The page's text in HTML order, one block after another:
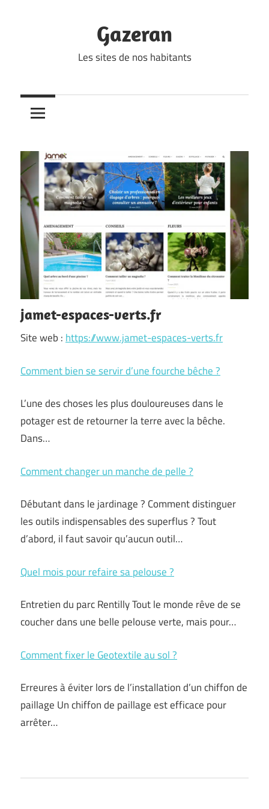
Gazeran
Les sites de nos habitants
jamet-espaces-verts.fr
Site web : https://www.jamet-espaces-verts.fr
Comment bien se servir d’une fourche bêche ?
L’une des choses les plus douloureuses dans le
potager est de retourner la terre avec la bêche.
Dans…
Comment changer un manche de pelle ?
Débutant dans le jardinage ? Comment distinguer
les outils indispensables des superflus ? Tout
d’abord, il faut savoir qu’aucun outil…
Quel mois pour refaire sa pelouse ?
Entretien du parc Rentilly Tout le monde rêve de se
coucher dans une belle pelouse verte, mais pour…
Comment fixer le Geotextile au sol ?
Erreures à éviter lors de l’installation d’un chiffon de
paillage Un chiffon de paillage est efficace pour
arrêter…